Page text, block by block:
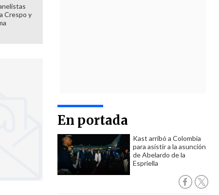
En portada
Kast arribó a Colombia
para asistir a la asunción
de Abelardo de la
Espriella
Crespo y